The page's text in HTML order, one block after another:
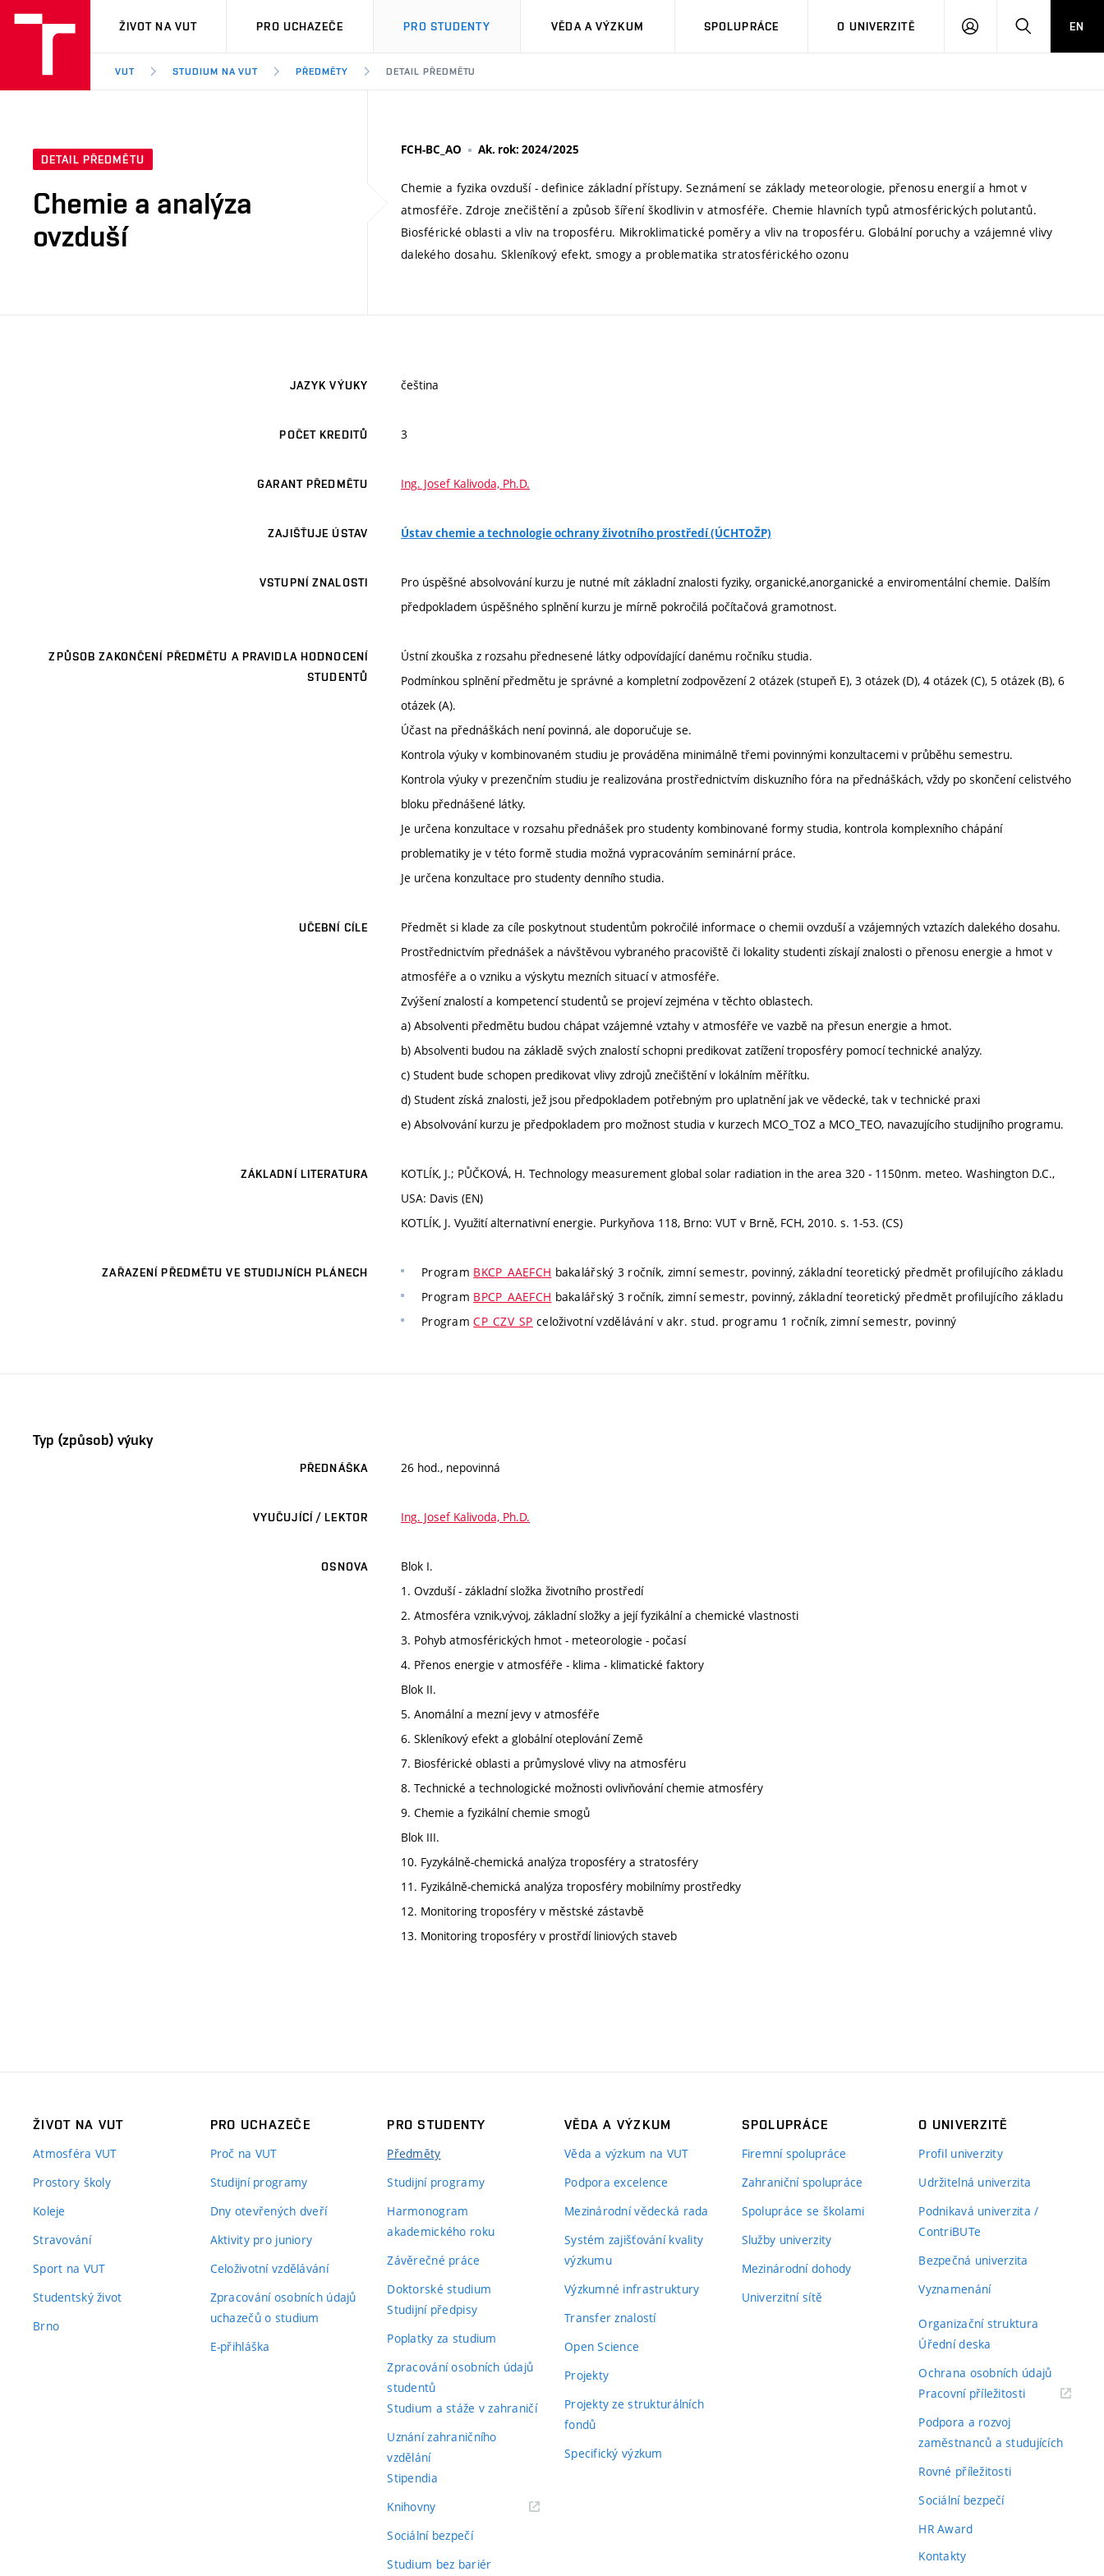
VUT
ŽIVOT NA VUT PRO UCHAZEČE PRO STUDENTY VĚDA A VÝZKUM SPOLUPRÁCE O UNIVERZITĚ
PŘIHLÁSIT HLEDATEN
VUT STUDIUM NA VUT PŘEDMĚTY DETAIL PŘEDMĚTU
DETAIL PŘEDMĚTU
Chemie a analýza
ovzduší
FCH-BC_AO Ak. rok: 2024/2025
Chemie a fyzika ovzduší - definice základní přístupy. Seznámení se základy meteorologie, přenosu energií a hmot v
atmosféře. Zdroje znečištění a způsob šíření škodlivin v atmosféře. Chemie hlavních typů atmosférických polutantů.
Biosférické oblasti a vliv na troposféru. Mikroklimatické poměry a vliv na troposféru. Globální poruchy a vzájemné vlivy
dalekého dosahu. Skleníkový efekt, smogy a problematika stratosférického ozonu
JAZYK VÝUKY čeština
POČET KREDITŮ 3
GARANT PŘEDMĚTU Ing. Josef Kalivoda, Ph.D.
ZAJIŠŤUJE ÚSTAV Ústav chemie a technologie ochrany životního prostředí (ÚCHTOŽP)
VSTUPNÍ ZNALOSTI
Pro úspěšné absolvování kurzu je nutné mít základní znalosti fyziky, organické,anorganické a enviromentální chemie. Dalším
předpokladem úspěšného splnění kurzu je mírně pokročilá počítačová gramotnost.
ZPŮSOB ZAKONČENÍ PŘEDMĚTU A PRAVIDLA HODNOCENÍ
STUDENTŮ
Ústní zkouška z rozsahu přednesené látky odpovídající danému ročníku studia.
Podmínkou splnění předmětu je správné a kompletní zodpovězení 2 otázek (stupeň E), 3 otázek (D), 4 otázek (C), 5 otázek (B), 6
otázek (A).
Účast na přednáškách není povinná, ale doporučuje se.
Kontrola výuky v kombinovaném studiu je prováděna minimálně třemi povinnými konzultacemi v průběhu semestru.
Kontrola výuky v prezenčním studiu je realizována prostřednictvím diskuzního fóra na přednáškách, vždy po skončení celistvého
bloku přednášené látky.
Je určena konzultace v rozsahu přednášek pro studenty kombinované formy studia, kontrola komplexního chápání
problematiky je v této formě studia možná vypracováním seminární práce.
Je určena konzultace pro studenty denního studia.
UČEBNÍ CÍLE
Předmět si klade za cíle poskytnout studentům pokročilé informace o chemii ovzduší a vzájemných vztazích dalekého dosahu.
Prostřednictvím přednášek a návštěvou vybraného pracoviště či lokality studenti získají znalosti o přenosu energie a hmot v
atmosféře a o vzniku a výskytu mezních situací v atmosféře.
Zvýšení znalostí a kompetencí studentů se projeví zejména v těchto oblastech.
a) Absolventi předmětu budou chápat vzájemné vztahy v atmosféře ve vazbě na přesun energie a hmot.
b) Absolventi budou na základě svých znalostí schopni predikovat zatížení troposféry pomocí technické analýzy.
c) Student bude schopen predikovat vlivy zdrojů znečištění v lokálním měřítku.
d) Student získá znalosti, jež jsou předpokladem potřebným pro uplatnění jak ve vědecké, tak v technické praxi
e) Absolvování kurzu je předpokladem pro možnost studia v kurzech MCO_TOZ a MCO_TEO, navazujícího studijního programu.
ZÁKLADNÍ LITERATURA
KOTLÍK, J.; PŮČKOVÁ, H. Technology measurement global solar radiation in the area 320 - 1150nm. meteo. Washington D.C.,
USA: Davis (EN)
KOTLÍK, J. Využití alternativní energie. Purkyňova 118, Brno: VUT v Brně, FCH, 2010. s. 1-53. (CS)
ZAŘAZENÍ PŘEDMĚTU VE STUDIJNÍCH PLÁNECH Program BKCP_AAEFCH bakalářský 3 ročník, zimní semestr, povinný, základní teoretický předmět profilujícího základu
Program BPCP_AAEFCH bakalářský 3 ročník, zimní semestr, povinný, základní teoretický předmět profilujícího základu
ProgramCP_CZV_SP celoživotní vzdělávání v akr. stud. programu 1 ročník, zimní semestr, povinný
Typ (způsob) výuky
PŘEDNÁŠKA 26 hod., nepovinná
VYUČUJÍCÍ / LEKTOR Ing. Josef Kalivoda, Ph.D.
OSNOVA
Blok I.
1. Ovzduší - základní složka životního prostředí
2. Atmosféra vznik,vývoj, základní složky a její fyzikální a chemické vlastnosti
3. Pohyb atmosférických hmot - meteorologie - počasí
4. Přenos energie v atmosféře - klima - klimatické faktory
Blok II.
5. Anomální a mezní jevy v atmosféře
6. Skleníkový efekt a globální oteplování Země
7. Biosférické oblasti a průmyslové vlivy na atmosféru
8. Technické a technologické možnosti ovlivňování chemie atmosféry
9. Chemie a fyzikální chemie smogů
Blok III.
10. Fyzykálně-chemická analýza troposféry a stratosféry
11. Fyzikálně-chemická analýza troposféry mobilnímy prostředky
12. Monitoring troposféry v městské zástavbě
13. Monitoring troposféry v prostřdí liniových staveb
ŽIVOT NA VUT
Atmosféra VUT
Prostory školy
Koleje
Stravování
Sport na VUT
Studentský život
Brno
PRO UCHAZEČE
Proč na VUT
Studijní programy
Dny otevřených dveří
Aktivity pro juniory
Celoživotní vzdělávání
Zpracování osobních údajů
uchazečů o studium
E-přihláška
PRO STUDENTY
Předměty
Studijní programy
Harmonogram
akademického roku
Závěrečné práce
Doktorské studium
Studijní předpisy
Poplatky za studium
Zpracování osobních údajů
studentů
Studium a stáže v zahraničí
Uznání zahraničního
vzdělání
Stipendia
Knihovny(externí
Sociální bezpečí
Studium bez bariér
VĚDA A VÝZKUM
Věda a výzkum na VUT
Podpora excelence
Mezinárodní vědecká rada
Systém zajišťování kvality
výzkumu
Výzkumné infrastruktury
Transfer znalostí
Open Science
Projekty
Projekty ze strukturálních
fondů
Specifický výzkum
SPOLUPRÁCE
Firemní spolupráce
Zahraniční spolupráce
Spolupráce se školami
Služby univerzity
Mezinárodní dohody
Univerzitní sítě
O UNIVERZITĚ
Profil univerzity
Udržitelná univerzita
Podnikavá univerzita /
ContriBUTe
Bezpečná univerzita
Vyznamenání
Organizační struktura
Úřední deska
Ochrana osobních údajů
Pracovní příležitosti(externí
Podpora a rozvoj
zaměstnanců a studujících
Rovné příležitosti
Sociální bezpečí
HR Award
Kontakty